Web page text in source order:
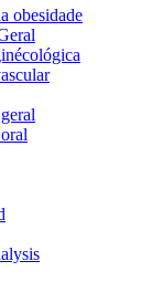
obesidade